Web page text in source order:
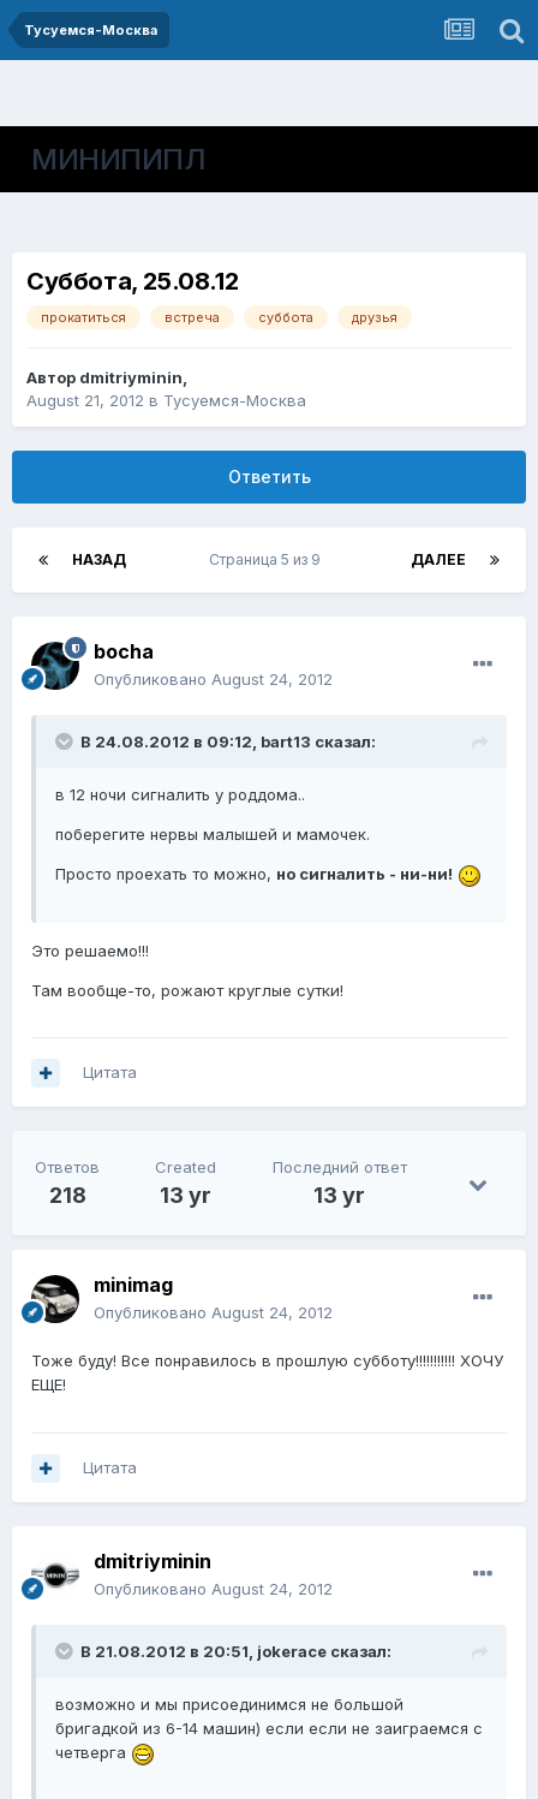
Тусуемся-Москва
МИНИПИПЛ
Суббота, 25.08.12
прокатиться встреча суббота друзья
Автор dmitriyminin,
August 21, 2012 в Тусуемся-Москва
Ответить
НАЗАД ДАЛЕЕ
Страница 5 из 9
bocha
Опубликовано August 24, 2012
В 24.08.2012 в 09:12, bart13 сказал:
в 12 ночи сигналить у роддома..
поберегите нервы малышей и мамочек.
Просто проехать то можно, но сигналить - ни-ни!
Это решаемо!!!
Там вообще-то, рожают круглые сутки!
Цитата
Ответов
218
Created
13 yr
Последний ответ
13 yr
minimag
Опубликовано August 24, 2012
Тоже буду! Все понравилось в прошлую субботу!!!!!!!!!!! ХОЧУ
ЕЩЕ!
Цитата
dmitriyminin
Опубликовано August 24, 2012
В 21.08.2012 в 20:51, jokerace сказал:
возможно и мы присоединимся не большой
бригадкой из 6-14 машин) если если не заиграемся с
четверга